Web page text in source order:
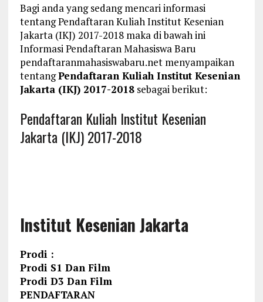
Bagi anda yang sedang mencari informasi
tentang Pendaftaran Kuliah Institut Kesenian
Jakarta (IKJ) 2017-2018 maka di bawah ini
Informasi Pendaftaran Mahasiswa Baru
pendaftaranmahasiswabaru.net menyampaikan
tentangPendaftaran Kuliah Institut Kesenian
Jakarta (IKJ) 2017-2018sebagai berikut:
Pendaftaran Kuliah Institut Kesenian
Jakarta (IKJ) 2017-2018
Institut Kesenian Jakarta
Prodi :
Prodi S1 Dan Film
Prodi D3 Dan Film
PENDAFTARAN